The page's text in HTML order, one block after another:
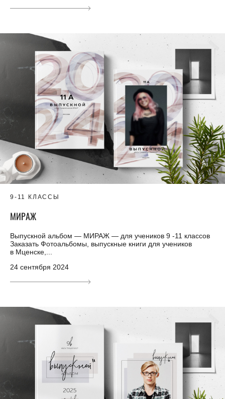
9-11 КЛАССЫ
МИРАЖ
Выпускной альбом — МИРАЖ — для учеников 9 -11 классов
Заказать Фотоальбомы, выпускные книги для учеников
в Мценске,...
24 сентября 2024